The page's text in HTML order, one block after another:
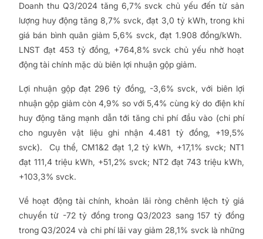
Doanh thu Q3/2024 tăng 6,7% svck chủ yếu đến từ sản
lượng huy động tăng 8,7% svck, đạt 3,0 tỷ kWh, trong khi
giá bán bình quân giảm 5,6% svck, đạt 1.908 đồng/kWh.
LNST đạt 453 tỷ đồng, +764,8% svck chủ yếu nhờ hoạt
động tài chính mặc dù biên lợi nhuận gộp giảm.
Lợi nhuận gộp đạt 296 tỷ đồng, -3,6% svck, với biên lợi
nhuận gộp giảm còn 4,9% so với 5,4% cùng kỳ do điện khí
huy động tăng mạnh dẫn tới tăng chi phí đầu vào (chi phí
cho nguyên vật liệu ghi nhận 4.481 tỷ đồng, +19,5%
svck). Cụ thể, CM1&2 đạt 1,2 tỷ kWh, +17,1% svck; NT1
đạt 111,4 triệu kWh, +51,2% svck; NT2 đạt 743 triệu kWh,
+103,3% svck.
Về hoạt động tài chính, khoản lãi ròng chênh lệch tỷ giá
chuyển từ -72 tỷ đồng trong Q3/2023 sang 157 tỷ đồng
trong Q3/2024 và chi phí lãi vay giảm 28,1% svck là những